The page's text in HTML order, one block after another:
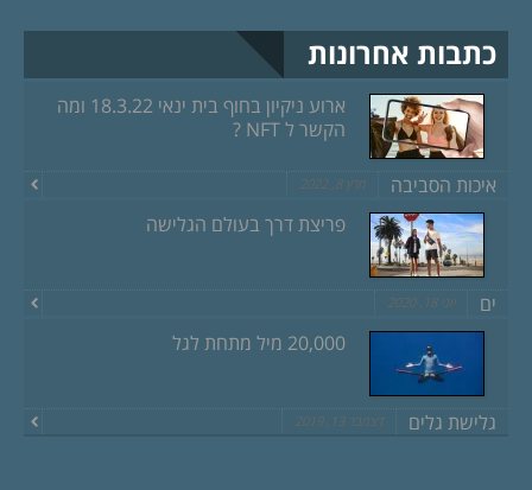
כתבות אחרונות
ארוע ניקיון בחוף בית ינאי 18.3.22 ומה
הקשר ל NFT ?
איכות הסביבה מרץ 8, 2022
פריצת דרך בעולם הגלישה
ים יוני 18, 2020
20,000 מיל מתחת לגל
גלישת גלים דצמבר 13, 2019